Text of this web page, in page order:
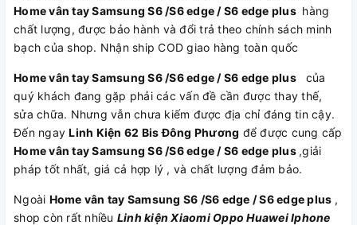
Home vân tay Samsung S6 /S6 edge / S6 edge plus hàng
chất lượng, được bảo hành và đổi trả theo chính sách minh
bạch của shop. Nhận ship COD giao hàng toàn quốc
Home vân tay Samsung S6 /S6 edge / S6 edge plus
của
quý khách đang gặp phải các vấn đề cần được thay thế,
sửa chữa. Nhưng vẫn chưa kiếm được địa chỉ đáng tin cậy.
Đến ngayLinh Kiện 62 Bis Đông Phương để được cung cấp
Home vân tay Samsung S6 /S6 edge / S6 edge plus ,giải
pháp tốt nhất, giá cả hợp lý , và chất lượng đảm bảo.
Ngoài Home vân tay Samsung S6 /S6 edge / S6 edge plus ,
shop còn rất nhiều Linh kiệnXiaomi Oppo HuaweiIphone